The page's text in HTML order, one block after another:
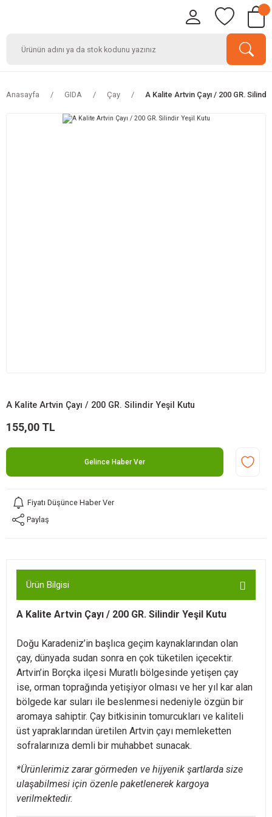
Anasayfa GIDA Çay A Kalite Artvin Çayı / 200 GR.
A Kalite Artvin Çayı / 200 GR. Silindir Yeşil Kutu
155,00 TL
Gelince Haber Ver
Fiyatı Düşünce Haber Ver
Paylaş
Ürün Bilgisi
A Kalite Artvin Çayı / 200 GR. Silindir Yeşil Kutu
Doğu Karadeniz’in başlıca geçim kaynaklarından olan
çay, dünyada sudan sonra en çok tüketilen içecektir.
Artvin’in Borçka ilçesi Muratlı bölgesinde yetişen çay
ise, orman toprağında yetişiyor olması ve her yıl kar alan
bölgede kar suları ile beslenmesi nedeniyle özgün bir
aromaya sahiptir. Çay bitkisinin tomurcukları ve kaliteli
üst yapraklarından üretilen Artvin çayı memleketten
sofralarınıza demli bir muhabbet sunacak.
*Ürünlerimiz zarar görmeden ve hijyenik şartlarda size
ulaşabilmesi için özenle paketlenerek kargoya
verilmektedir.